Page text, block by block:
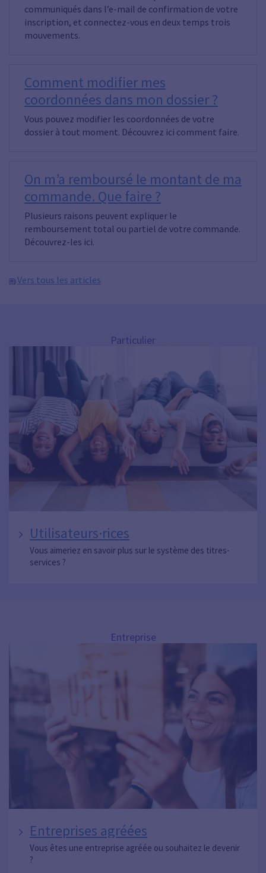
communiqués dans l’e-mail de confirmation de votre
inscription, et connectez-vous en deux temps trois
mouvements.
Comment modifier mes
coordonnées dans mon dossier ?
Vous pouvez modifier les coordonnées de votre
dossier à tout moment. Découvrez ici comment faire.
On m’a remboursé le montant de ma
commande. Que faire ?
Plusieurs raisons peuvent expliquer le
remboursement total ou partiel de votre commande.
Découvrez-les ici.
Vers tous les articles
Particulier
Utilisateurs·rices
Vous aimeriez en savoir plus sur le système des titres-
services ?
Entreprise
Entreprises agréées
Vous êtes une entreprise agréée ou souhaitez le devenir
?